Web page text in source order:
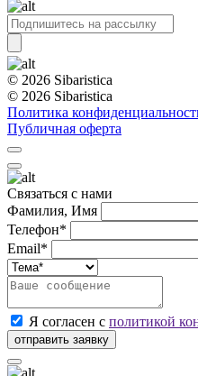
© 2026 Sibaristica
© 2026 Sibaristica
Политика
Публичная оферта
Связаться с нами
Фамилия, Имя
Телефон*
Email*
Я согласен с политикой